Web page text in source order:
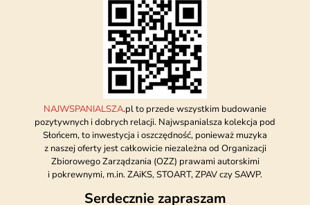
NAJWSPANIALSZA.pl to przede wszystkim budowanie
pozytywnych i dobrych relacji. Najwspanialsza kolekcja pod
Słońcem, to inwestycja i oszczędność, ponieważ muzyka
z naszej oferty jest całkowicie niezależna od Organizacji
Zbiorowego Zarządzania (OZZ) prawami autorskimi
i pokrewnymi, m.in. ZAiKS, STOART, ZPAV czy SAWP.
Serdecznie zapraszam